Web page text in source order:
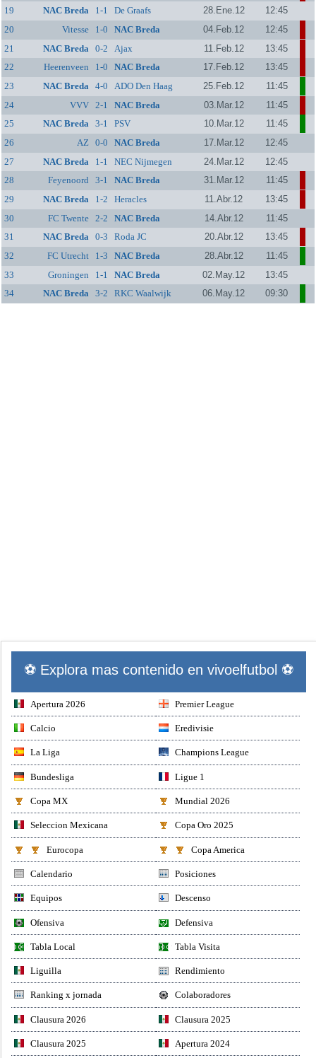
19
NAC Breda 1-1 De Graafs 28.Ene.12
12:45
20
Vitesse 1-0 NAC Breda 04.Feb.12
12:45
21
NAC Breda 0-2 Ajax 11.Feb.12
13:45
22
Heerenveen 1-0 NAC Breda 17.Feb.12
13:45
23
NAC Breda 4-0 ADO Den Haag 25.Feb.12
11:45
24
VVV 2-1 NAC Breda 03.Mar.12
11:45
25
NAC Breda 3-1 PSV 10.Mar.12
11:45
26
AZ 0-0 NAC Breda 17.Mar.12
12:45
27
NAC Breda 1-1 NEC Nijmegen 24.Mar.12
12:45
28
Feyenoord 3-1 NAC Breda 31.Mar.12
11:45
29
NAC Breda 1-2 Heracles 11.Abr.12
13:45
30
FC Twente 2-2 NAC Breda 14.Abr.12
11:45
31
NAC Breda 0-3 Roda JC 20.Abr.12
13:45
32
FC Utrecht 1-3 NAC Breda 28.Abr.12
11:45
33
Groningen 1-1 NAC Breda 02.May.12
13:45
34
NAC Breda 3-2 RKC Waalwijk 06.May.12 09:30
⚽ Explora mas contenido en vivoelfutbol ⚽
Apertura 2026 Premier League
Calcio Eredivisie
La Liga Champions League
Bundesliga Ligue 1
Copa MX Mundial 2026
Seleccion Mexicana Copa Oro 2025
Eurocopa Copa America
Calendario Posiciones
Equipos Descenso
Ofensiva Defensiva
Tabla Local Tabla Visita
Liguilla Rendimiento
Ranking x jornada Colaboradores
Clausura 2026 Clausura 2025
Clausura 2025 Apertura 2024